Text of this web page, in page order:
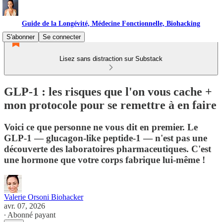
Guide de la Longévité, Médecine Fonctionnelle, Biohacking
S'abonner
Se connecter
Lisez sans distraction sur Substack
GLP-1 : les risques que l'on vous cache +
mon protocole pour se remettre à en faire
Voici ce que personne ne vous dit en premier. Le
GLP-1 — glucagon-like peptide-1 — n'est pas une
découverte des laboratoires pharmaceutiques. C'est
une hormone que votre corps fabrique lui-même !
Valerie Orsoni Biohacker
avr. 07, 2026
∙ Abonné payant